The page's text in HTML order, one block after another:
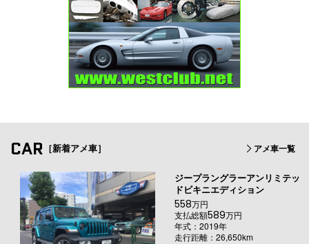
CAR ［新着アメ車］ アメ車一覧
ジープラングラーアンリミテッ
ドビキニエディション
558万円
支払総額589万円
年式：2019年
走行距離：26,650km